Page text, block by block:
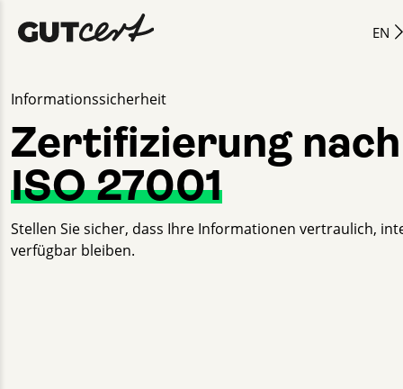
EN
Informationssicherheit
Zertifizierung nach
ISO 27001
Stellen Sie sicher, dass Ihre Informationen vertraulich,
verfügbar bleiben.